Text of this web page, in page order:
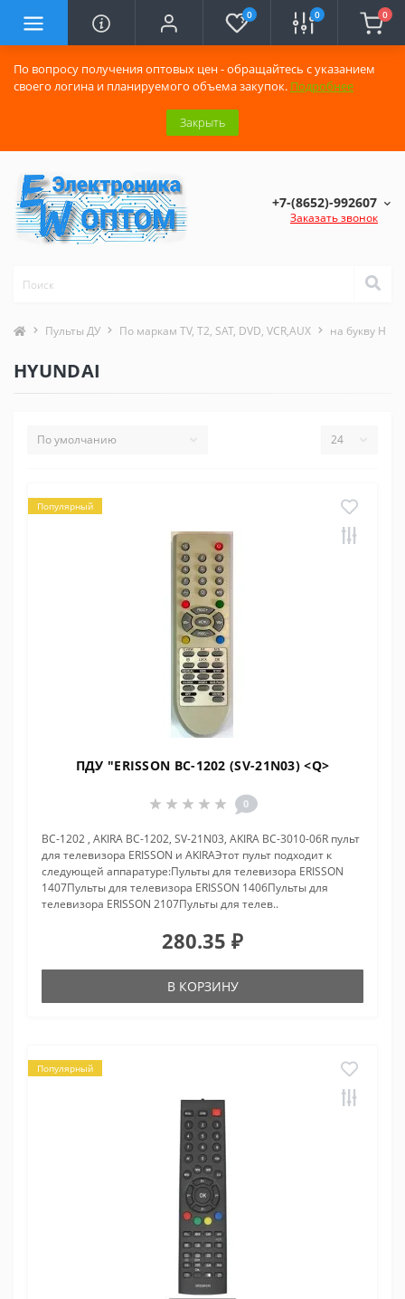
По вопросу получения оптовых цен - обращайтесь с указанием
своего логина и планируемого объема закупок. Подробнее
Закрыть
0 0 0
+7-(8652)-992607
Заказать звонок
Пульты ДУ По маркам TV, T2, SAT, DVD, VCR,AUX на букву H
HYUNDAI
Популярный
ПДУ "ERISSON BC-1202 (SV-21N03) <Q>
0
BC-1202 , AKIRA BC-1202, SV-21N03, AKIRA BC-3010-06R пульт
для телевизора ERISSON и AKIRAЭтот пульт подходит к
следующей аппаратуре:Пульты для телевизора ERISSON
1407Пульты для телевизора ERISSON 1406Пульты для
телевизора ERISSON 2107Пульты для телев..
280.35 ₽
В КОРЗИНУ
Популярный